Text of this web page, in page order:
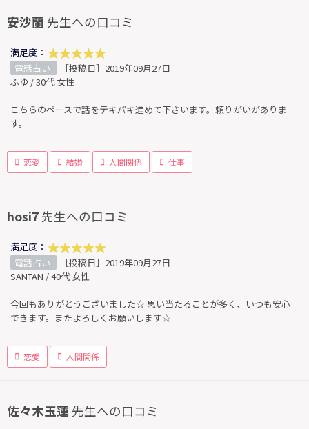
安沙蘭 先生への口コミ
満足度：
電話占い
［投稿日］2019年09月27日
ふゆ / 30代 女性
こちらのペースで話をテキパキ進めて下さいます。頼りがいがありま
す。
恋愛 結婚 人間関係 仕事
hosi7 先生への口コミ
満足度：
電話占い
［投稿日］2019年09月27日
SANTAN / 40代 女性
今回もありがとうございました☆ 思い当たることが多く、いつも安心
できます。またよろしくお願いします☆
恋愛 人間関係
佐々木玉蓮 先生への口コミ